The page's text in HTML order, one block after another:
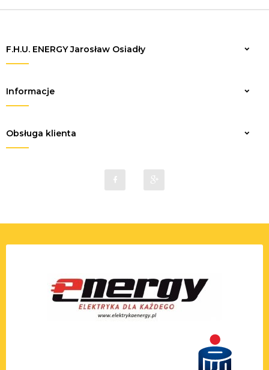
Zapisz
F.H.U. ENERGY Jarosław Osiadły
sklep@elektrykaenergy.pl
Informacje
Obsługa klienta